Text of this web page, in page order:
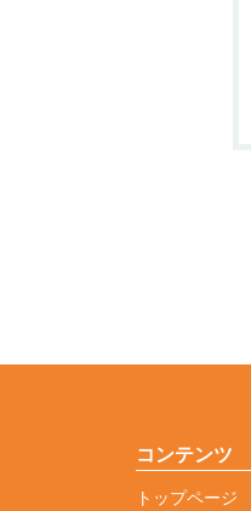
コンテンツ
トップページ